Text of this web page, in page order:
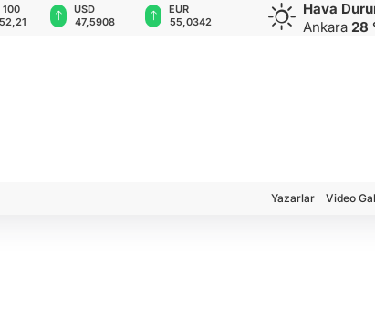
EUR
55,0342
GBP
64,2613
CHF
58,7831
Hava
Ankara 28
Yazarlar Video